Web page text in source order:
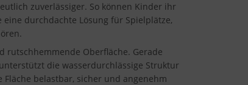
zuverlässiger. So können Kinder ihr
durchdachte Lösung für Spielplätze,
Oberfläche. Gerade
die wasserdurchlässige Struktur
belastbar, sicher und angenehm